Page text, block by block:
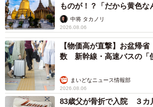
ものが！？「だから黄色な
中将 タカノリ
2026.08.06
【物価高が直撃】お盆帰
数 新幹線・高速バスの「
まいどなニュース情報部
2026.08.06
83歳父が骨折で入院 ３カ